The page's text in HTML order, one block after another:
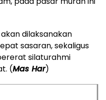
dilaksanakan
sasaran, sekaligus
silaturahmi
(Mas Har)